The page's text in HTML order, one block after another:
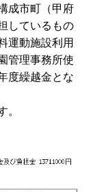
成市町（甲府
しているもの
運動施設利用
管理事務所使
度繰越金とな
。